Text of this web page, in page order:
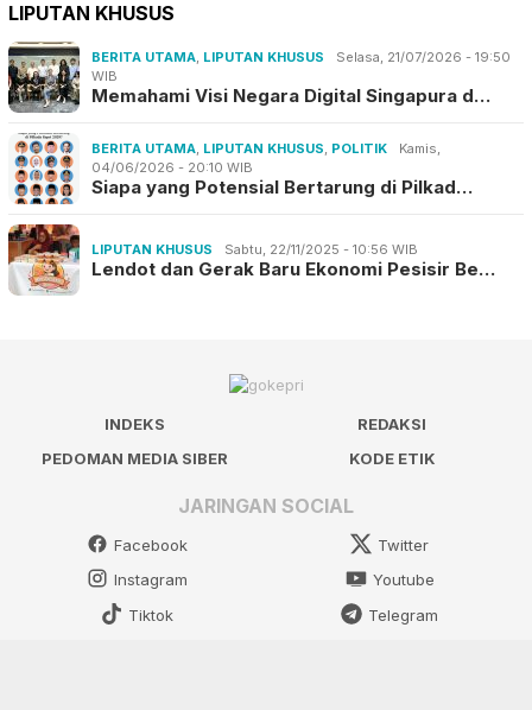
LIPUTAN KHUSUS
BERITA UTAMA, LIPUTAN KHUSUS
Selasa, 21/07/2026 - 19:50
WIB
Memahami Visi Negara Digital Singapura d…
BERITA UTAMA, LIPUTAN KHUSUS, POLITIK
Kamis,
04/06/2026 - 20:10 WIB
Siapa yang Potensial Bertarung di Pilkad…
LIPUTAN KHUSUS Sabtu, 22/11/2025 - 10:56 WIB
Lendot dan Gerak Baru Ekonomi Pesisir Be…
INDEKS
REDAKSI
PEDOMAN MEDIA SIBER
KODE ETIK
JARINGAN SOCIAL
Facebook
Twitter
Instagram
Youtube
Tiktok
Telegram